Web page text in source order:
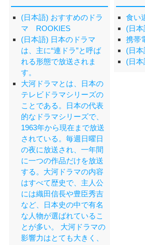
(日本語) おすすめのドラ
マ ROOKIES
(日本語) 日本のドラマ
は、主に“連ドラ”と呼ば
れる形態で放送されま
す。
大河ドラマとは、日本の
テレビドラマシリーズの
ことである。日本の代表
的なドラマシリーズで、
1963年から現在まで放送
されている。毎週日曜日
の夜に放送され、一年間
に一つの作品だけを放送
する。大河ドラマの内容
はすべて歴史で、主人公
には織田信長や豊臣秀吉
など、日本史の中で有名
な人物が選ばれているこ
とが多い。 大河ドラマの
影響力はとても大きく、
食い
(日
携帯
(日
(日